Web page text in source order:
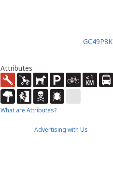
GC49P8K
Attributes
What are Attributes?
Advertising with Us